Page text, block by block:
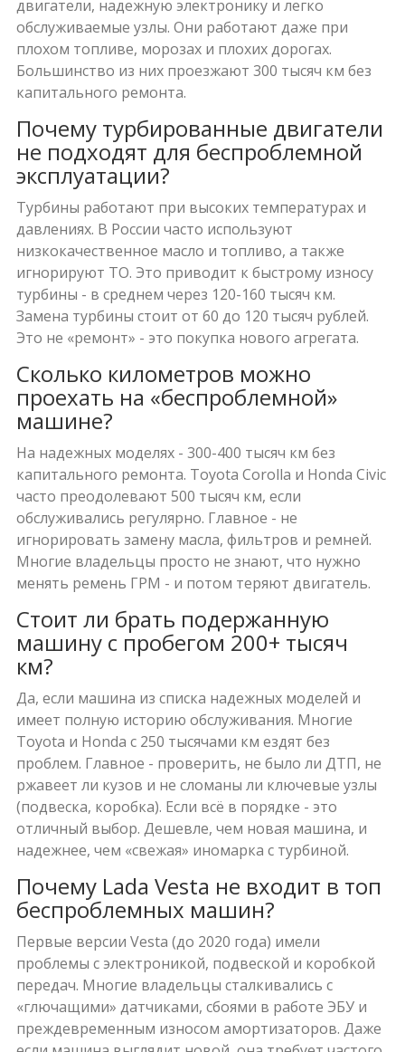
двигатели, надежную электронику и легко
обслуживаемые узлы. Они работают даже при
плохом топливе, морозах и плохих дорогах.
Большинство из них проезжают 300 тысяч км без
капитального ремонта.
Почему турбированные двигатели
не подходят для беспроблемной
эксплуатации?
Турбины работают при высоких температурах и
давлениях. В России часто используют
низкокачественное масло и топливо, а также
игнорируют ТО. Это приводит к быстрому износу
турбины - в среднем через 120-160 тысяч км.
Замена турбины стоит от 60 до 120 тысяч рублей.
Это не «ремонт» - это покупка нового агрегата.
Сколько километров можно
проехать на «беспроблемной»
машине?
На надежных моделях - 300-400 тысяч км без
капитального ремонта. Toyota Corolla и Honda Civic
часто преодолевают 500 тысяч км, если
обслуживались регулярно. Главное - не
игнорировать замену масла, фильтров и ремней.
Многие владельцы просто не знают, что нужно
менять ремень ГРМ - и потом теряют двигатель.
Стоит ли брать подержанную
машину с пробегом 200+ тысяч
км?
Да, если машина из списка надежных моделей и
имеет полную историю обслуживания. Многие
Toyota и Honda с 250 тысячами км ездят без
проблем. Главное - проверить, не было ли ДТП, не
ржавеет ли кузов и не сломаны ли ключевые узлы
(подвеска, коробка). Если всё в порядке - это
отличный выбор. Дешевле, чем новая машина, и
надежнее, чем «свежая» иномарка с турбиной.
Почему Lada Vesta не входит в топ
беспроблемных машин?
Первые версии Vesta (до 2020 года) имели
проблемы с электроникой, подвеской и коробкой
передач. Многие владельцы сталкивались с
«глючащими» датчиками, сбоями в работе ЭБУ и
преждевременным износом амортизаторов. Даже